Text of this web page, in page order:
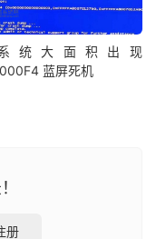
系统大面积出现
蓝屏死机
册